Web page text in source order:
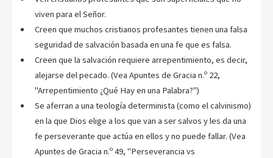
viven para el Señor.
Creen que muchos cristianos profesantes tienen una falsa
seguridad de salvación basada en una fe que es falsa.
Creen que la salvación requiere arrepentimiento, es decir,
alejarse del pecado. (Vea Apuntes de Gracia n.º 22,
"Arrepentimiento ¿Qué Hay en una Palabra?")
Se aferran a una teología determinista (como el calvinismo)
en la que Dios elige a los que van a ser salvos y les da una
fe perseverante que actúa en ellos y no puede fallar. (Vea
Apuntes de Gracia n.º 49, "Perseverancia vs